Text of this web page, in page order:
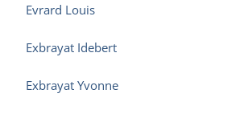
Evrard Louis
Exbrayat Idebert
Exbrayat Yvonne